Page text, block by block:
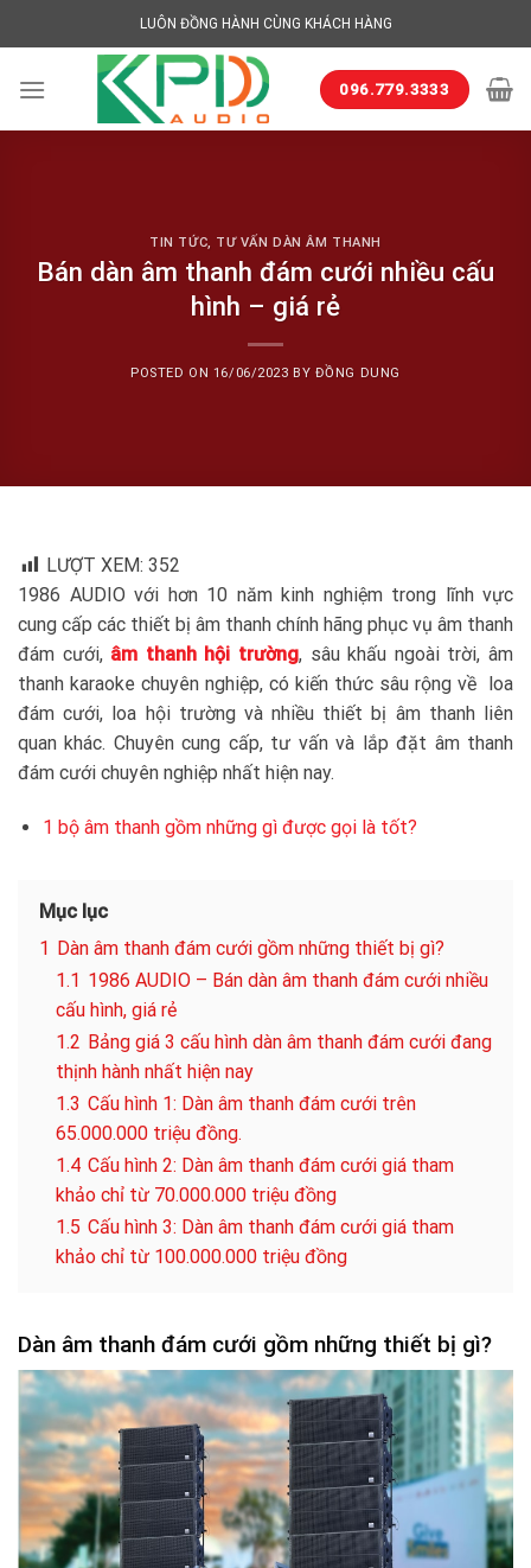
to
LUÔN ĐỒNG HÀNH CÙNG KHÁCH HÀNG
096.779.3333
TIN TỨC, TƯ VẤN DÀN ÂM THANH
Bán dàn âm thanh đám cưới nhiều cấu
hình – giá rẻ
POSTED ON 16/06/2023 BY ĐỒNG DUNG
LƯỢT XEM: 352
1986 AUDIO với hơn 10 năm kinh nghiệm trong lĩnh vực
cung cấp các thiết bị âm thanh chính hãng phục vụ âm thanh
đám cưới, âm thanh hội trường, sâu khấu ngoài trời, âm
thanh karaoke chuyên nghiệp, có kiến thức sâu rộng về loa
đám cưới, loa hội trường và nhiều thiết bị âm thanh liên
quan khác. Chuyên cung cấp, tư vấn và lắp đặt âm thanh
đám cưới chuyên nghiệp nhất hiện nay.
1 bộ âm thanh gồm những gì được gọi là tốt?
Mục lục
1 Dàn âm thanh đám cưới gồm những thiết bị gì?
1.1 1986 AUDIO – Bán dàn âm thanh đám cưới nhiều
cấu hình, giá rẻ
1.2 Bảng giá 3 cấu hình dàn âm thanh đám cưới đang
thịnh hành nhất hiện nay
1.3 Cấu hình 1: Dàn âm thanh đám cưới trên
65.000.000 triệu đồng.
1.4 Cấu hình 2: Dàn âm thanh đám cưới giá tham
khảo chỉ từ 70.000.000 triệu đồng
1.5 Cấu hình 3: Dàn âm thanh đám cưới giá tham
khảo chỉ từ 100.000.000 triệu đồng
Dàn âm thanh đám cưới gồm những thiết bị gì?